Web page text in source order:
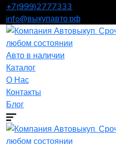
+7(999)2777333
info@выкупавто.рф
Авто в наличии
Каталог
О Нас
Контакты
Блог